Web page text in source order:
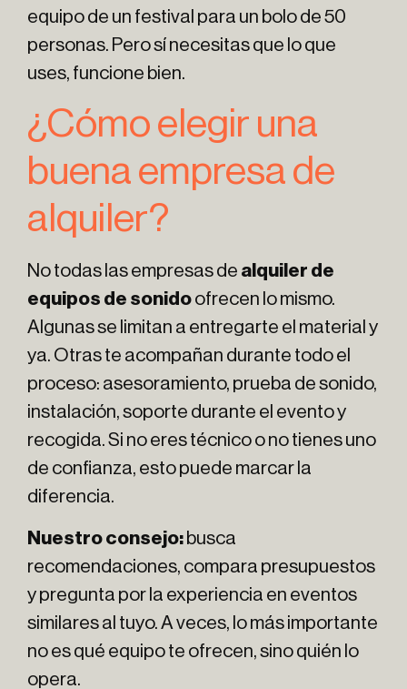
equipo de un festival para un bolo de 50
personas. Pero sí necesitas que lo que
uses, funcione bien.
¿Cómo elegir una
buena empresa de
alquiler?
No todas las empresas de alquiler de
equipos de sonidoofrecen lo mismo.
Algunas se limitan a entregarte el material y
ya. Otras te acompañan durante todo el
proceso: asesoramiento, prueba de sonido,
instalación, soporte durante el evento y
recogida. Si no eres técnico o no tienes uno
de confianza, esto puede marcar la
diferencia.
Nuestro consejo: busca
recomendaciones, compara presupuestos
y pregunta por la experiencia en eventos
similares al tuyo. A veces, lo más importante
no es qué equipo te ofrecen, sino quién lo
opera.